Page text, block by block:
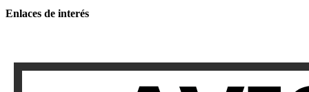
Enlaces de interés